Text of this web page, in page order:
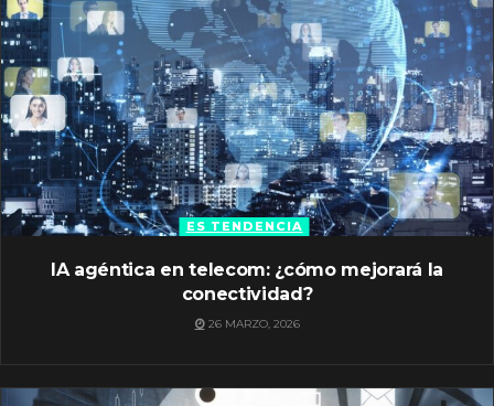
ES TENDENCIA
IA agéntica en telecom: ¿cómo mejorará la
conectividad?
26 MARZO, 2026